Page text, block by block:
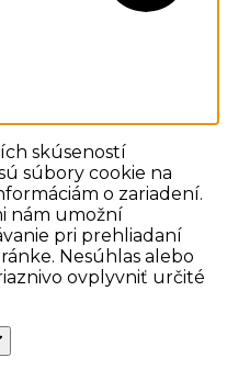
skúseností
súbory cookie na
o zariadení.
nám umožní
pri prehliadaní
Nesúhlas alebo
ovplyvniť určité